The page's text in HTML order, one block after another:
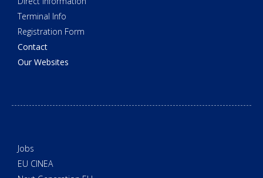
Terminal Info
Registration Form
Contact
Our Websites
Jobs
EU CINEA